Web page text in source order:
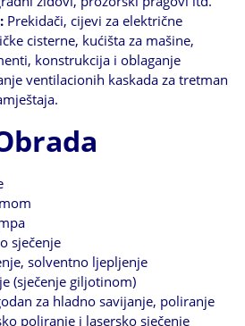
Prekidači, cijevi za električne
cisterne, kućišta za mašine,
konstrukcija i oblaganje
ventilacionih kaskada za tretman
sječenje
solventno ljepljenje
(sječenje giljotinom)
za hladno savijanje, poliranje
poliranje i lasersko sječenje